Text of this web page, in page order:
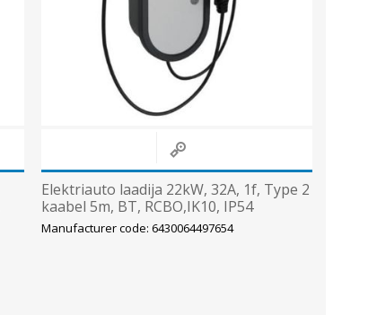
VALGUSTUS
Elektriauto laadija 22kW, 32A, 1f, Type 2
kaabel 5m, BT, RCBO,IK10, IP54
Legrand/ENSTO
Manufacturer code: 6430064497654